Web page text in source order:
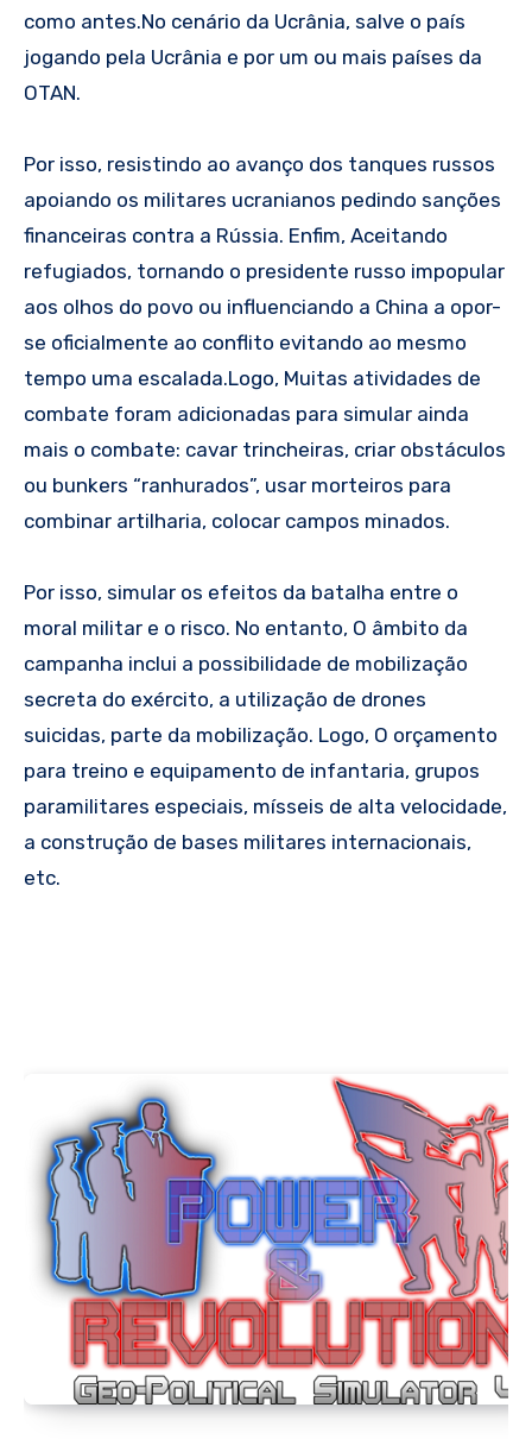
como antes.No cenário da Ucrânia, salve o país
jogando pela Ucrânia e por um ou mais países da
OTAN.
Por isso, resistindo ao avanço dos tanques russos
apoiando os militares ucranianos pedindo sanções
financeiras contra a Rússia. Enfim, Aceitando
refugiados, tornando o presidente russo impopular
aos olhos do povo ou influenciando a China a opor-
se oficialmente ao conflito evitando ao mesmo
tempo uma escalada.Logo, Muitas atividades de
combate foram adicionadas para simular ainda
mais o combate: cavar trincheiras, criar obstáculos
ou bunkers “ranhurados”, usar morteiros para
combinar artilharia, colocar campos minados.
Por isso, simular os efeitos da batalha entre o
moral militar e o risco. No entanto, O âmbito da
campanha inclui a possibilidade de mobilização
secreta do exército, a utilização de drones
suicidas, parte da mobilização. Logo, O orçamento
para treino e equipamento de infantaria, grupos
paramilitares especiais, mísseis de alta velocidade,
a construção de bases militares internacionais,
etc.